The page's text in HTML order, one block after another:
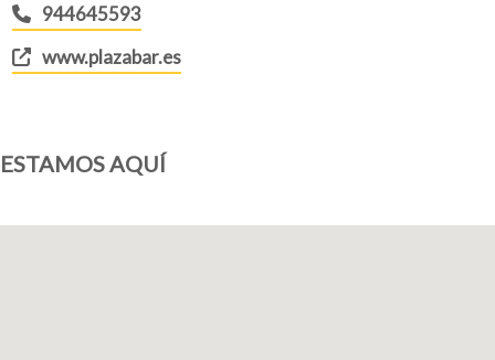
944645593
www.plazabar.es
ESTAMOS AQUÍ